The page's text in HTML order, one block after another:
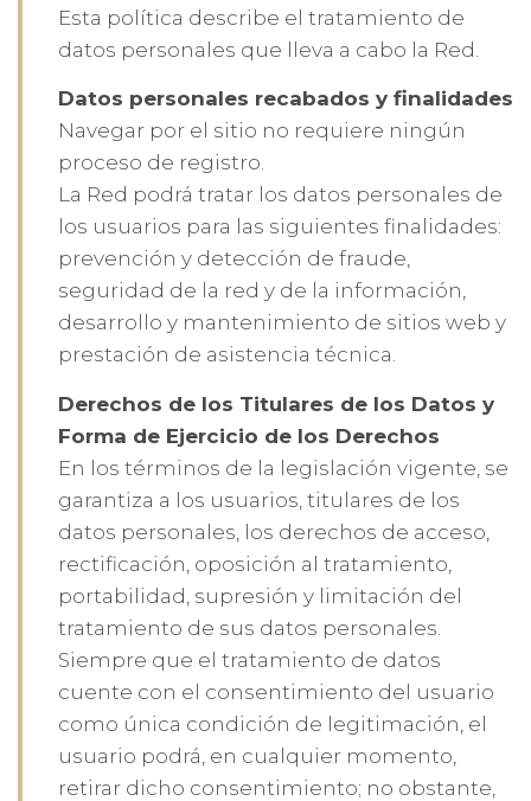
Esta política describe el tratamiento de
datos personales que lleva a cabo la Red.
Datos personales recabados y finalidades
Navegar por el sitio no requiere ningún
proceso de registro.
La Red podrá tratar los datos personales de
los usuarios para las siguientes finalidades:
prevención y detección de fraude,
seguridad de la red y de la información,
desarrollo y mantenimiento de sitios web y
prestación de asistencia técnica.
Derechos de los Titulares de los Datos y
Forma de Ejercicio de los Derechos
En los términos de la legislación vigente, se
garantiza a los usuarios, titulares de los
datos personales, los derechos de acceso,
rectificación, oposición al tratamiento,
portabilidad, supresión y limitación del
tratamiento de sus datos personales.
Siempre que el tratamiento de datos
cuente con el consentimiento del usuario
como única condición de legitimación, el
usuario podrá, en cualquier momento,
retirar dicho consentimiento; no obstante,